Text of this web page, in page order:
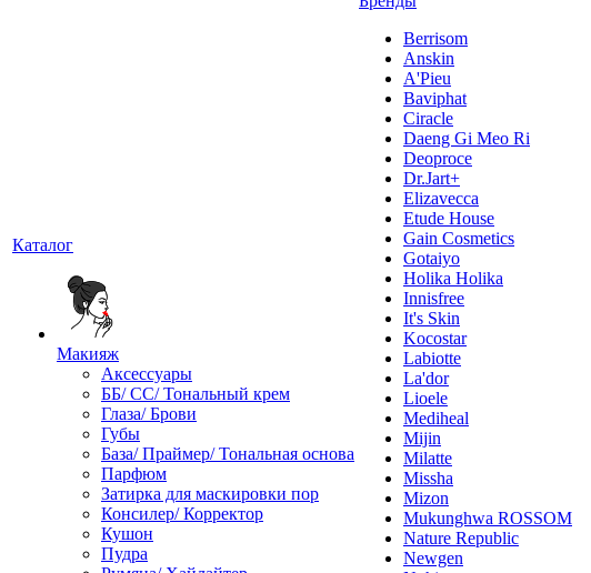
Каталог
Макияж
Аксессуары
ББ/ СС/ Тональный крем
Глаза/ Брови
Губы
База/ Праймер/ Тональная основа
Парфюм
Затирка для маскировки пор
Консилер/ Корректор
Кушон
Пудра
Berrisom
Anskin
A'Pieu
Baviphat
Ciracle
Daeng Gi Meo Ri
Deoproce
Dr.Jart+
Elizavecca
Etude House
Gain Cosmetics
Gotaiyo
Holika Holika
Innisfree
It's Skin
Kocostar
Labiotte
La'dor
Lioele
Mediheal
Mijin
Milatte
Missha
Mizon
Mukunghwa ROSSOM
Nature Republic
Newgen